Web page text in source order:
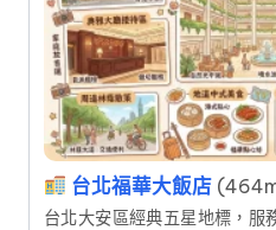
台北福華大飯店
台北大安區經典五星地標，服